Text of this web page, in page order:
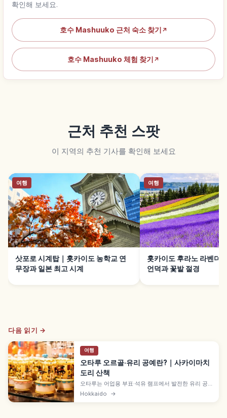
확인해 보세요.
호수 Mashuuko 근처 숙소 찾기 ↗
호수 Mashuuko 체험 찾기 ↗
근처 추천 스팟
이 지역의 추천 기사를 확인해 보세요
여행
삿포로 시계탑｜홋카이도 농학교 연
무장과 일본 최고 시계
여행
홋카이도 후라노 라벤더
언덕과 꽃밭 절경
다음 읽기 →
여행
오타루 오르골·유리 공예란?｜사카이마치
도리 산책
오타루는 어업용 부표·석유 램프에서 발전한 유리 공
예와 일본 최대급 오타루 오르골당이 어우러진 도시입
Hokkaido →